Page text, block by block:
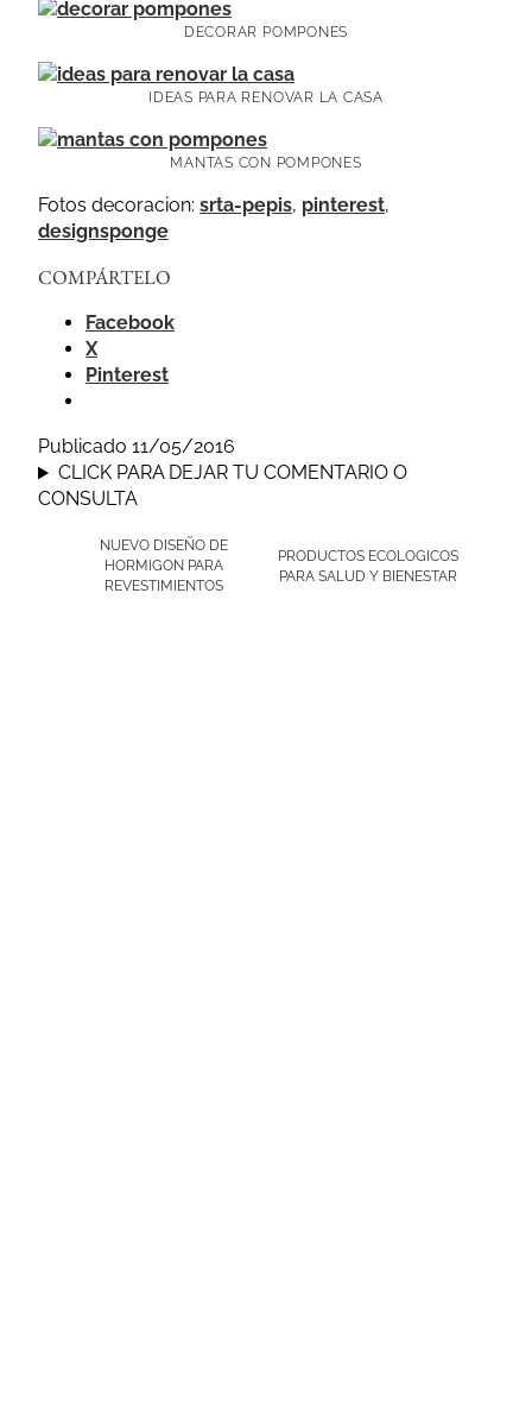
DECORAR POMPONES
IDEAS PARA RENOVAR LA CASA
MANTAS CON POMPONES
Fotos decoracion: srta-pepis, pinterest,
designsponge
COMPÁRTELO
Facebook
X
Pinterest
Publicado 11/05/2016
CLICK PARA DEJAR TU COMENTARIO O
CONSULTA
NUEVO DISEÑO DE
HORMIGON PARA
REVESTIMIENTOS
PRODUCTOS ECOLOGICOS
PARA SALUD Y BIENESTAR